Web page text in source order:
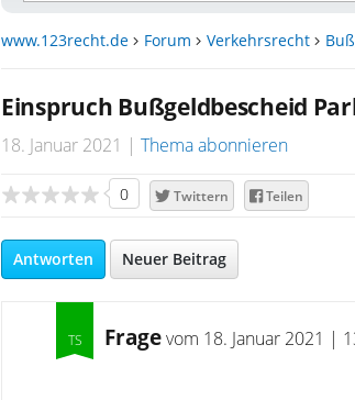
www.123recht.de Forum Verkehrsrecht
Einspruch Bußgeldbescheid
18. Januar 2021 Thema abonnieren
0 Twittern Teilen
Antworten Neuer Beitrag
Fragevom 18. Januar 2021 |